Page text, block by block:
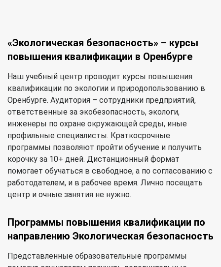
«Экологическая безопасность» – курсы
повышения квалификации в Оренбурге
Наш учебный центр проводит курсы повышения
квалификации по экологии и природопользованию в
Оренбурге. Аудитория – сотрудники предприятий,
ответственные за экобезопасность, экологи,
инженеры по охране окружающей среды, иные
профильные специалисты. Краткосрочные
программы позволяют пройти обучение и получить
корочку за 10+ дней. Дистанционный формат
помогает обучаться в свободное, а по согласованию с
работодателем, и в рабочее время. Лично посещать
центр и очные занятия не нужно.
Программы повышения квалификации по
направлению Экологическая безопасность
Представленные образовательные программы